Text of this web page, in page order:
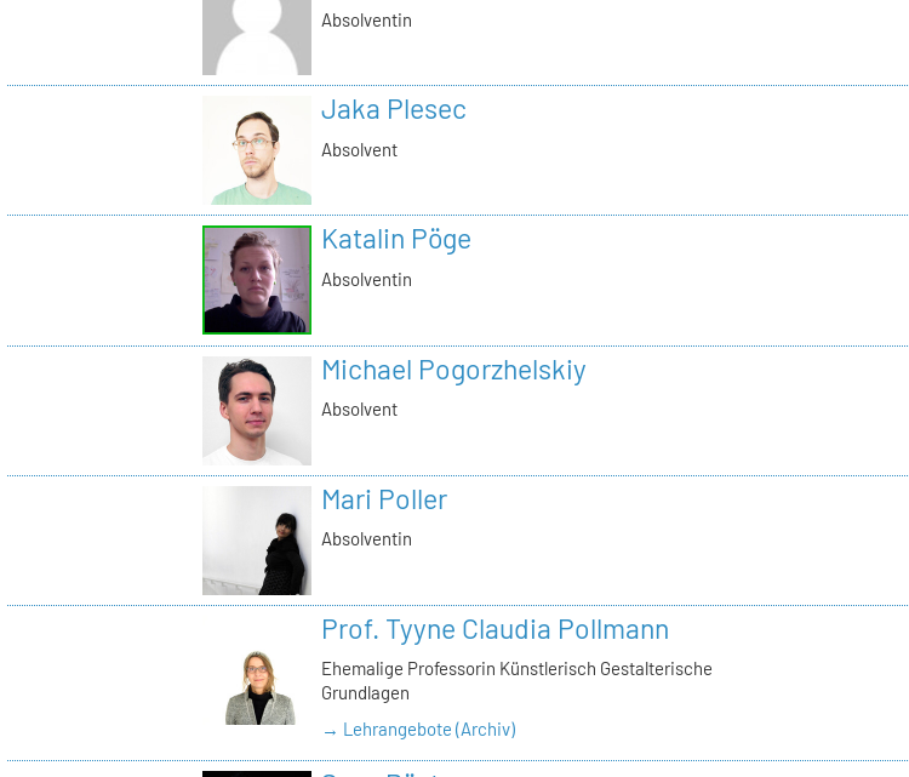
Absolventin
Jaka Plesec
Absolvent
Katalin Pöge
Absolventin
Michael Pogorzhelskiy
Absolvent
Mari Poller
Absolventin
Prof. Tyyne Claudia Pollmann
Ehemalige Professorin Künstlerisch Gestalterische
Grundlagen
→ Lehrangebote (Archiv)